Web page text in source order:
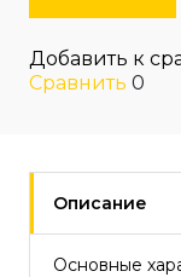
Добавить к
Сравнить 0
Описание
Основные